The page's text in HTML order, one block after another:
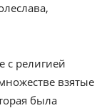
с религией
взятые
была